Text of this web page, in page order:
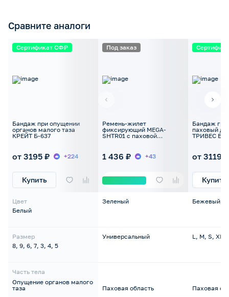
Сравните аналоги
Сертификат СФР
Бандаж при опущении
органов малого таза
КРЕЙТ Б-637
от 3195 ₽ +224
Купить
Цвет
Белый
Размер
8, 9, 6, 7, 3, 4, 5
Часть тела
Опущение органов малого
таза
Под заказ
Ремень-жилет
фиксирующий MEGA-
SHTR01 с паховой
1 436 ₽ +43
Зеленый
Универсальный
Паховая область
Бандаж
паховый
ТРИВЕС
от 3119 ₽
Купить
Бежевый,
L, M, S, XL
Паховая